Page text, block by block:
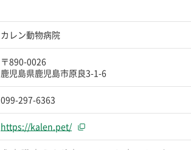
カレン動物病院
〒890-0026
鹿児島県鹿児島市原良3-1-6
099-297-6363
https://kalen.pet/